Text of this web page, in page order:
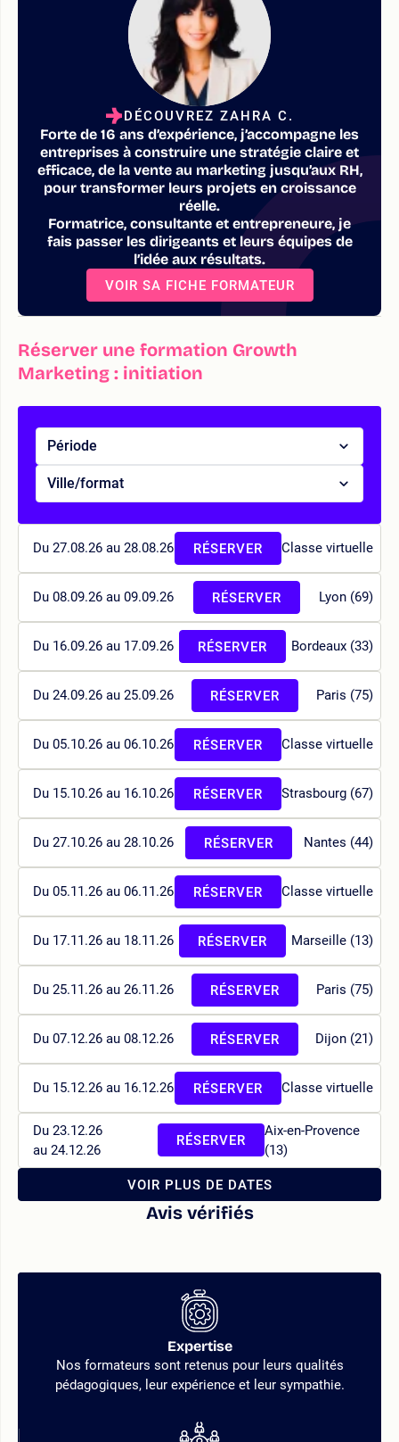
DÉCOUVREZ ZAHRA C.
Forte de 16 ans d’expérience, j’accompagne les
entreprises à construire une stratégie claire et
efficace, de la vente au marketing jusqu’aux RH,
pour transformer leurs projets en croissance
réelle.
Formatrice, consultante et entrepreneure, je
fais passer les dirigeants et leurs équipes de
l’idée aux résultats.
VOIR SA FICHE FORMATEUR
Réserver une formation Growth
Marketing : initiation
Période
Ville/format
Du 27.08.26 au 28.08.26 Classe virtuelle
RÉSERVER
Du 08.09.26 au 09.09.26 Lyon (69)
RÉSERVER
Du 16.09.26 au 17.09.26 Bordeaux (33)
RÉSERVER
Du 24.09.26 au 25.09.26 Paris (75)
RÉSERVER
Du 05.10.26 au 06.10.26 Classe virtuelle
RÉSERVER
Du 15.10.26 au 16.10.26 Strasbourg (67)
RÉSERVER
Du 27.10.26 au 28.10.26 Nantes (44)
RÉSERVER
Du 05.11.26 au 06.11.26 Classe virtuelle
RÉSERVER
Du 17.11.26 au 18.11.26 Marseille (13)
RÉSERVER
Du 25.11.26 au 26.11.26 Paris (75)
RÉSERVER
Du 07.12.26 au 08.12.26 Dijon (21)
RÉSERVER
Du 15.12.26 au 16.12.26 Classe virtuelle
RÉSERVER
Du 23.12.26
au 24.12.26
Aix-en-Provence
(13)
RÉSERVER
VOIR PLUS DE DATES
Avis vérifiés
Expertise
Nos formateurs sont retenus pour leurs qualités
pédagogiques, leur expérience et leur sympathie.